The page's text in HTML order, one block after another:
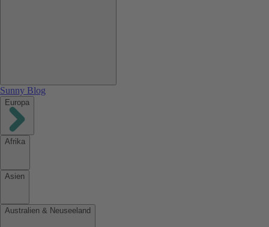
Sunny Blog
Europa
Afrika
Asien
Australien & Neuseeland